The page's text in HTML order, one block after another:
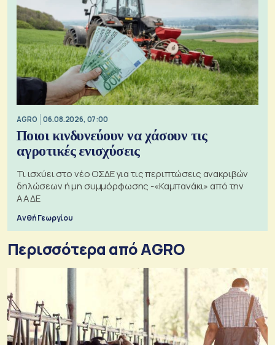
AGRO 06.08.2026, 07:00
Ποιοι κινδυνεύουν να χάσουν τις
αγροτικές ενισχύσεις
Τι ισχύει στο νέο ΟΣΔΕ για τις περιπτώσεις ανακριβών
δηλώσεων ή μη συμμόρφωσης -«Καμπανάκι» από την
ΑΑΔΕ
Ανθή Γεωργίου
Περισσότερα από AGRO